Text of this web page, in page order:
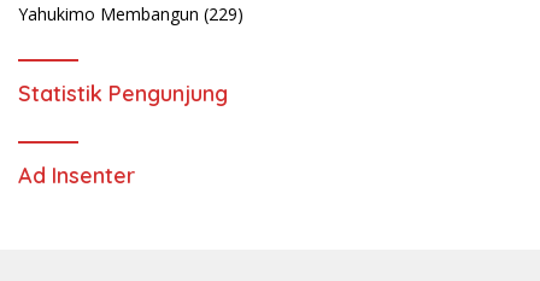
Yahukimo Membangun (229)
Statistik Pengunjung
Ad Insenter